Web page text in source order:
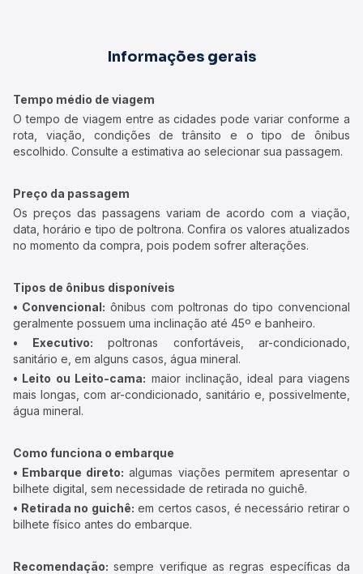
Informações gerais
Tempo médio de viagem
O tempo de viagem entre as cidades pode variar conforme a
rota, viação, condições de trânsito e o tipo de ônibus
escolhido. Consulte a estimativa ao selecionar sua passagem.
Preço da passagem
Os preços das passagens variam de acordo com a viação,
data, horário e tipo de poltrona. Confira os valores atualizados
no momento da compra, pois podem sofrer alterações.
Tipos de ônibus disponíveis
• Convencional: ônibus com poltronas do tipo convencional
geralmente possuem uma inclinação até 45º e banheiro.
• Executivo: poltronas confortáveis, ar-condicionado,
sanitário e, em alguns casos, água mineral.
• Leito ou Leito-cama: maior inclinação, ideal para viagens
mais longas, com ar-condicionado, sanitário e, possivelmente,
água mineral.
Como funciona o embarque
• Embarque direto: algumas viações permitem apresentar o
bilhete digital, sem necessidade de retirada no guichê.
• Retirada no guichê: em certos casos, é necessário retirar o
bilhete físico antes do embarque.
Recomendação: sempre verifique as regras específicas da